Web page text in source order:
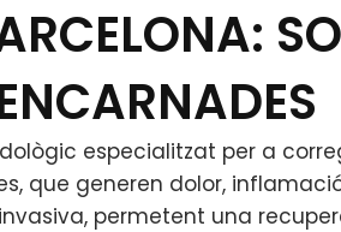
especialitzat per a
que generen dolor,
permetent una